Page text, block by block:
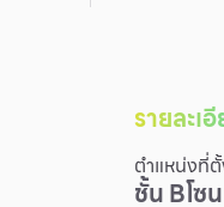
รายละเ
ตำแหน่งที่
ชั้นBโซน